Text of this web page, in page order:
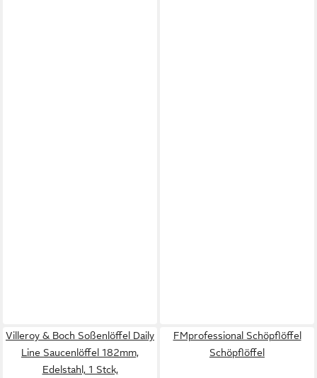
Villeroy & Boch Soßenlöffel Daily
Line Saucenlöffel 182mm,
Edelstahl, 1 Stck,
FMprofessional Schöpflöffel
Schöpflöffel